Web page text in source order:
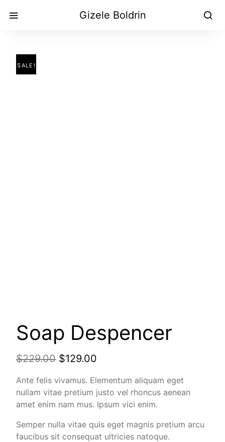
Gizele Boldrin
SALE!
Soap Despencer
$229.00 $129.00
Ante felis vivamus. Elementum aliquam eget
nullam vitae pretium justo vel rhoncus aenean
amet enim nam mus. Ipsum vici enim.
Semper nulla vitae quis eget magnis pretium arcu
faucibus sit consequat ultricies natoque.